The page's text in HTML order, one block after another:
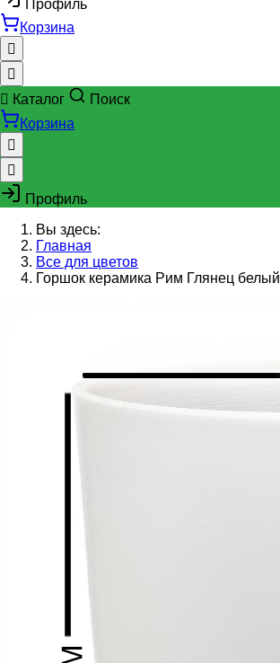
Профиль
Корзина
Каталог
Поиск
Корзина
Профиль
Вы здесь:
Главная
Все для цветов
Горшок керамика Рим Глянец белый